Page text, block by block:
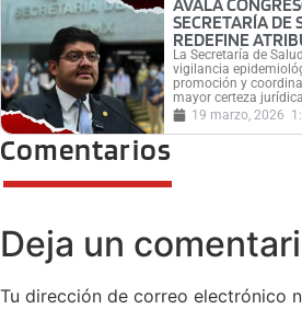
SECRETARÍA DE
REDEFINE
La Secretaría de
vigilancia
promoción y
mayor certeza
19 marzo, 2026
Comentarios
Deja un
Tu dirección de correo electrónico